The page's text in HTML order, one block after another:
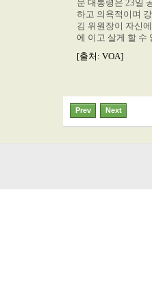
문 대통령은 23일
하고 의욕적이며
김 위원장이 자신
에 이고 살게 할 수
[출처: VOA]
Prev Next